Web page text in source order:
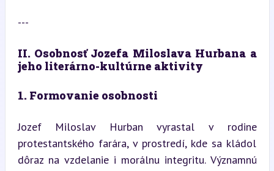
---
II. Osobnosť Jozefa Miloslava Hurbana a
jeho literárno-kultúrne aktivity
1. Formovanie osobnosti
Jozef Miloslav Hurban vyrastal v rodine
protestantského farára, v prostredí, kde sa kládol
dôraz na vzdelanie i morálnu integritu. Významnú